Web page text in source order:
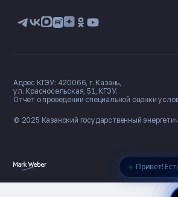
Привет!
🏠 Общежитие
© 2025 Казанский государственный
Адрес КГЭУ: 420066, г. Казань,
ул. Красносельская, 51, КГЭУ.
Отчет о проведении специальной оценки